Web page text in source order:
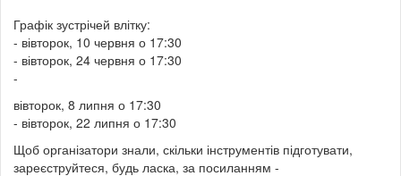
Графік зустрічей влітку:
- вівторок, 10 червня о 17:30
- вівторок, 24 червня о 17:30
-
вівторок, 8 липня о 17:30
- вівторок, 22 липня о 17:30
Щоб організатори знали, скільки інструментів підготувати,
зареєструйтеся, будь ласка, за посиланням -